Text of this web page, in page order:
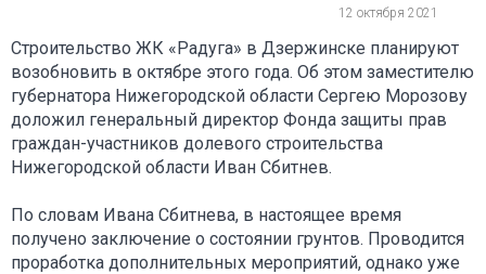
12 октября 2021
Строительство ЖК «Радуга» в Дзержинске планируют
возобновить в октябре этого года. Об этом заместителю
губернатора Нижегородской области Сергею Морозову
доложил генеральный директор Фонда защиты прав
граждан-участников долевого строительства
Нижегородской области Иван Сбитнев.
По словам Ивана Сбитнева, в настоящее время
получено заключение о состоянии грунтов. Проводится
проработка дополнительных мероприятий, однако уже